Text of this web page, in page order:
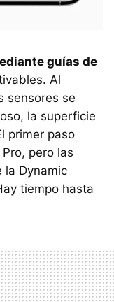
guías de
Al
sensores se
la superficie
primer paso
pero las
la Dynamic
tiempo hasta